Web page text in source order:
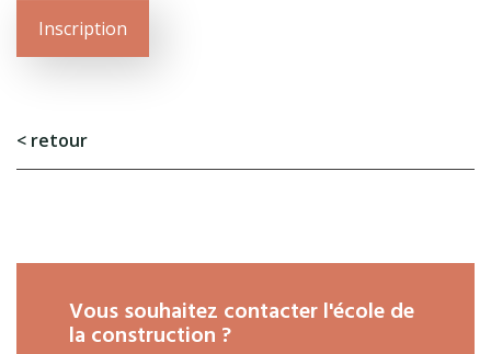
Formations
Promotion des métiers
Actualités
Contact
Recherche
(Par exemple: un métier ou une formation)
< retour
Inscription
Vous souhaitez contacter l'école de
la construction ?